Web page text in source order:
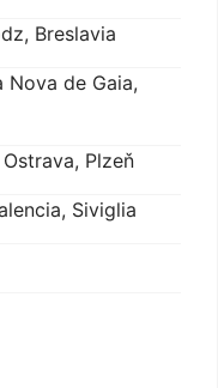
Breslavia
Nova de Gaia,
Plzeň
Siviglia